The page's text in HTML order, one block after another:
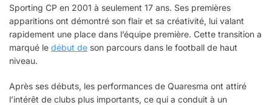
Sporting CP en 2001 à seulement 17 ans. Ses premières
apparitions ont démontré son flair et sa créativité, lui valant
rapidement une place dans l’équipe première. Cette transition a
marqué le début de son parcours dans le football de haut
niveau.
Après ses débuts, les performances de Quaresma ont attiré
l’intérêt de clubs plus importants, ce qui a conduit à un